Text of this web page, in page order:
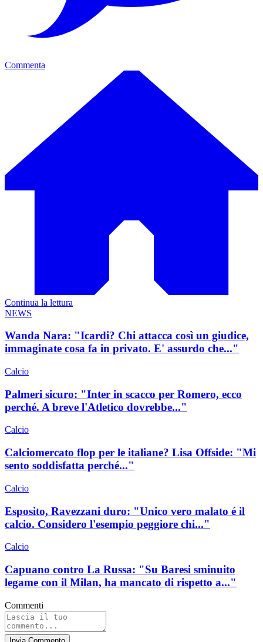
Commenta
Continua la lettura
NEWS
Wanda Nara: "Icardi? Chi attacca così un giudice,
immaginate cosa fa in privato. E' assurdo che..."
Calcio
Palmeri sicuro: "Inter in scacco per Romero, ecco
perché. A breve l'Atletico dovrebbe..."
Calcio
Calciomercato flop per le italiane? Lisa Offside: "Mi
sento soddisfatta perché..."
Calcio
Esposito, Ravezzani duro: "Unico vero malato é il
calcio. Considero l'esempio peggiore chi..."
Calcio
Capuano contro La Russa: "Su Baresi sminuito
legame con il Milan, ha mancato di rispetto a..."
Commenti